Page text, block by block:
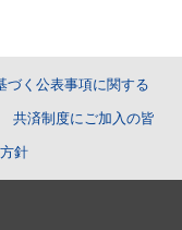
づく公表事項に関する
共済制度にご加入の皆
針